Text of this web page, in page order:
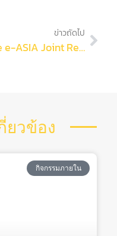
ข่าวถัดไป
The e-ASIA Joint Research Program (e-ASIA JRP) 12th Call in the field of “Climate Change and Health Research”
ยวข้อง
กิจกรรมภายใน